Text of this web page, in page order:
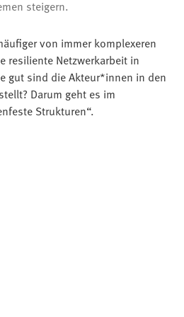
steigern.
von immer komplexeren
resiliente Netzwerkarbeit in
gut sind die Akteur*innen in den
Darum geht es im
Strukturen“.